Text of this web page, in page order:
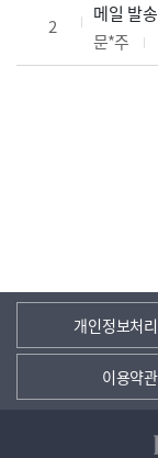
2
메일 발
문*주
개인정보처
이용약관